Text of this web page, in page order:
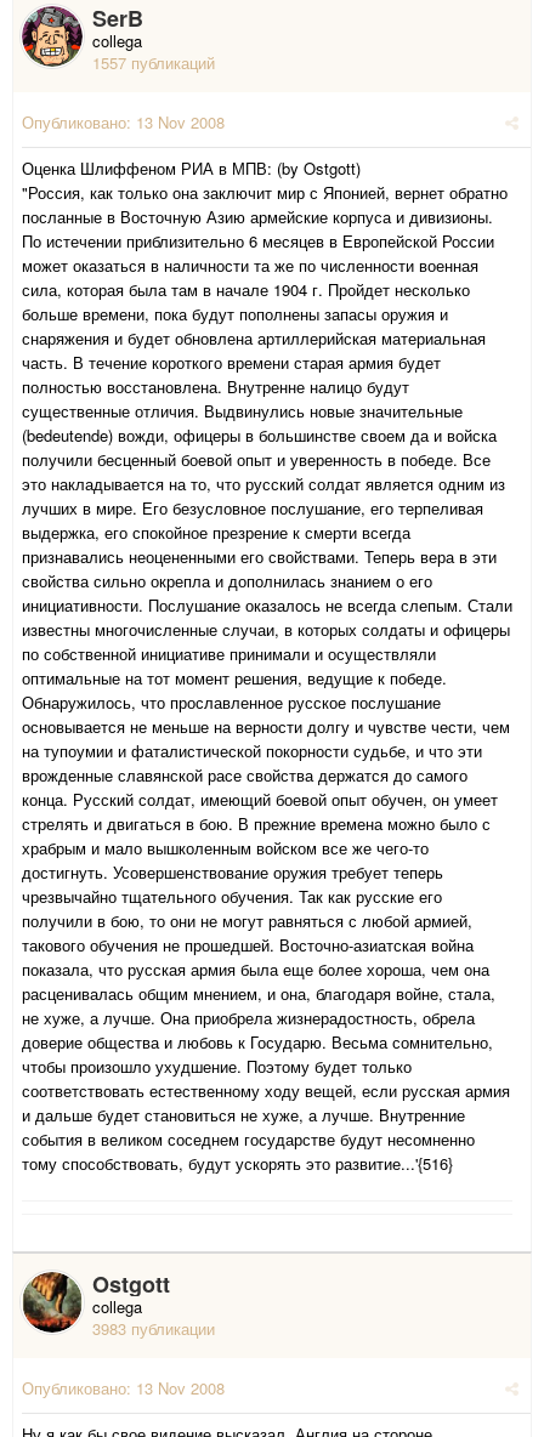
SerB
collega
1557 публикаций
Опубликовано: 13 Nov 2008
Оценка Шлиффеном РИА в МПВ: (by Ostgott)
"Россия, как только она заключит мир с Японией, вернет обратно
посланные в Восточную Азию армейские корпуса и дивизионы.
По истечении приблизительно 6 месяцев в Европейской России
может оказаться в наличности та же по численности военная
сила, которая была там в начале 1904 г. Пройдет несколько
больше времени, пока будут пополнены запасы оружия и
снаряжения и будет обновлена артиллерийская материальная
часть. В течение короткого времени старая армия будет
полностью восстановлена. Внутренне налицо будут
существенные отличия. Выдвинулись новые значительные
(bedeutende) вожди, офицеры в большинстве своем да и войска
получили бесценный боевой опыт и уверенность в победе. Все
это накладывается на то, что русский солдат является одним из
лучших в мире. Его безусловное послушание, его терпеливая
выдержка, его спокойное презрение к смерти всегда
признавались неоцененными его свойствами. Теперь вера в эти
свойства сильно окрепла и дополнилась знанием о его
инициативности. Послушание оказалось не всегда слепым. Стали
известны многочисленные случаи, в которых солдаты и офицеры
по собственной инициативе принимали и осуществляли
оптимальные на тот момент решения, ведущие к победе.
Обнаружилось, что прославленное русское послушание
основывается не меньше на верности долгу и чувстве чести, чем
на тупоумии и фаталистической покорности судьбе, и что эти
врожденные славянской расе свойства держатся до самого
конца. Русский солдат, имеющий боевой опыт обучен, он умеет
стрелять и двигаться в бою. В прежние времена можно было с
храбрым и мало вышколенным войском все же чего-то
достигнуть. Усовершенствование оружия требует теперь
чрезвычайно тщательного обучения. Так как русские его
получили в бою, то они не могут равняться с любой армией,
такового обучения не прошедшей. Восточно-азиатская война
показала, что русская армия была еще более хороша, чем она
расценивалась общим мнением, и она, благодаря войне, стала,
не хуже, а лучше. Она приобрела жизнерадостность, обрела
доверие общества и любовь к Государю. Весьма сомнительно,
чтобы произошло ухудшение. Поэтому будет только
соответствовать естественному ходу вещей, если русская армия
и дальше будет становиться не хуже, а лучше. Внутренние
события в великом соседнем государстве будут несомненно
тому способствовать, будут ускорять это развитие...'{516}
Ostgott
collega
3983 публикации
Опубликовано: 13 Nov 2008